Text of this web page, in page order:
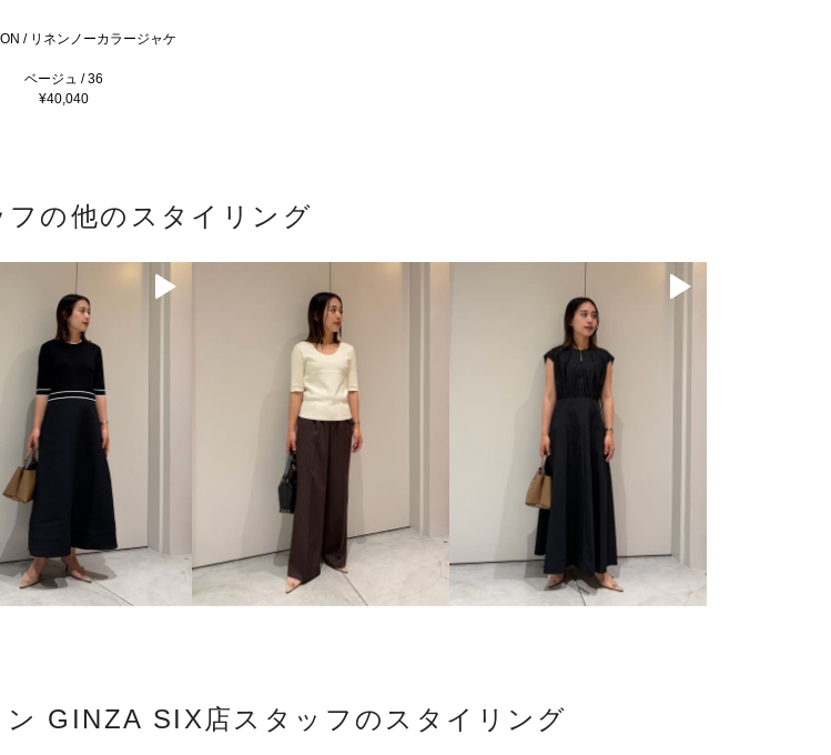
/ リネンノーカラージャケ
ベージュ / 36
¥40,040
フの他のスタイリング
GINZA SIX店スタッフのスタイリング